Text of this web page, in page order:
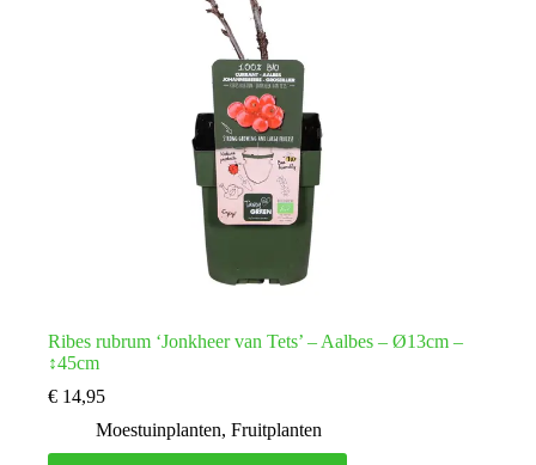
Ribes rubrum ‘Jonkheer van Tets’ – Aalbes – Ø13cm –
↕45cm
€ 14,95
Moestuinplanten, Fruitplanten